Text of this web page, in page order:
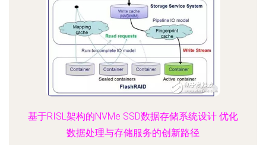
基于RISL架构的NVMe SSD数据存储系统设计 优化
数据处理与存储服务的创新路径